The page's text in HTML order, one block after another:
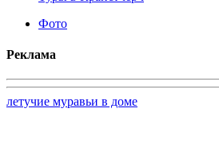
Фото
Реклама
летучие муравьи в доме